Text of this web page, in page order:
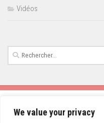
We value your privacy
Vidéos
Rechercher :